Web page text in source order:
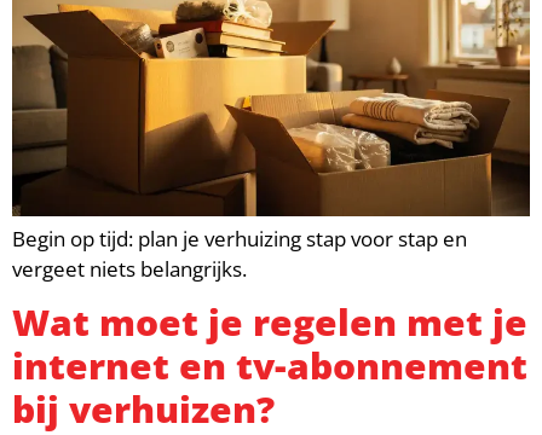
Begin op tijd: plan je verhuizing stap voor stap en
vergeet niets belangrijks.
Wat moet je regelen met je
internet en tv-abonnement
bij verhuizen?